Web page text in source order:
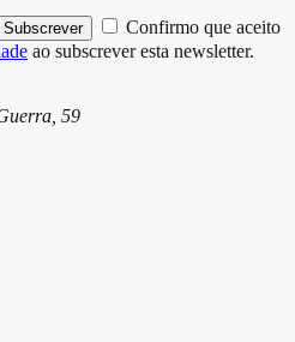
Subscrever
Confirmo que aceito
ao subscrever esta newsletter.
59